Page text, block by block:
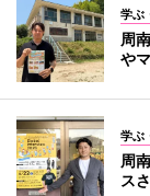
学ぶ
周
や
学ぶ
周
ス